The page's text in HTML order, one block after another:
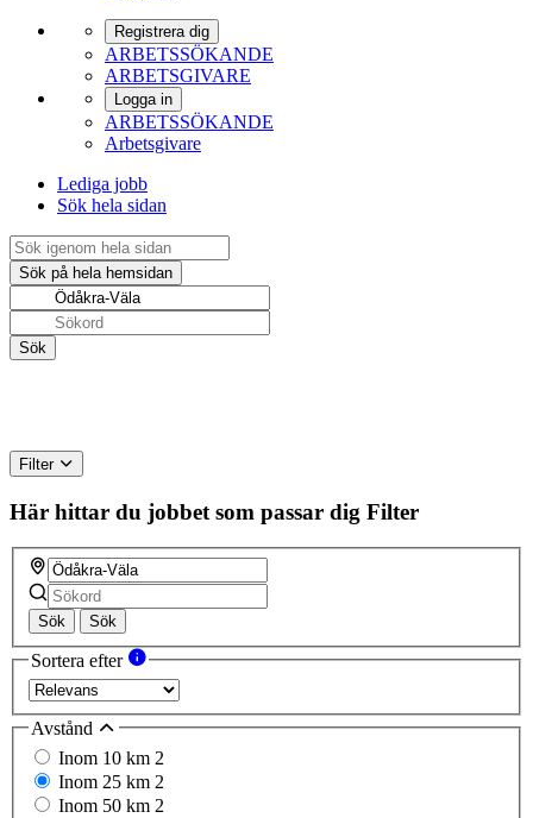
Registrera dig
ARBETSSÖKANDE
ARBETSGIVARE
Logga in
ARBETSSÖKANDE
Arbetsgivare
Lediga jobb
Sök hela sidan
Filter
Här hittar du jobbet som passar dig Filter
Sök Sök
Sortera efter
Avstånd
Inom 10 km 2
Inom 25 km 2
Inom 50 km 2